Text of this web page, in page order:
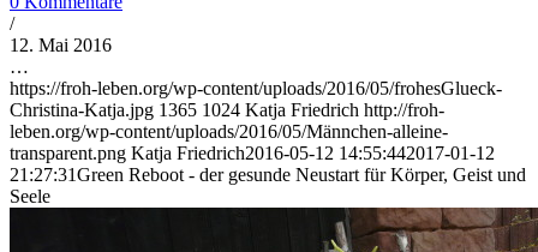
/
12. Mai 2016
…
https://froh-leben.org/wp-content/uploads/2016/05/frohesGlueck-
Christina-Katja.jpg 1365 1024 Katja Friedrich http://froh-
leben.org/wp-content/uploads/2016/05/Männchen-alleine-
transparent.png Katja Friedrich2016-05-12 14:55:442017-01-12
21:27:31Green Reboot - der gesunde Neustart für Körper, Geist und
Seele